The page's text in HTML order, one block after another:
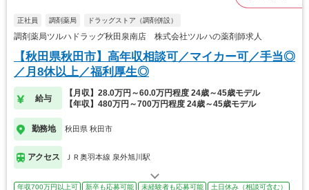
正社員 調剤薬局 ドラッグストア（調剤併設）
調剤薬局ツルハドラッグ秋田泉南店 株式会社ツルハの薬剤師求人
【秋田県秋田市】高年収相談可／マイカー可／手当◎
／月8休以上／福利厚生◎
給与
【月収】28.0万円～60.0万円程度 24歳～45歳モデル
【年収】480万円～700万円程度 24歳～45歳モデル
勤務地 秋田県 秋田市
アクセス ＪＲ奥羽本線 泉外旭川駅
年収700万円以上可 新卒も応募可能 未経験者も応募可能
土日休み（相談可含む）